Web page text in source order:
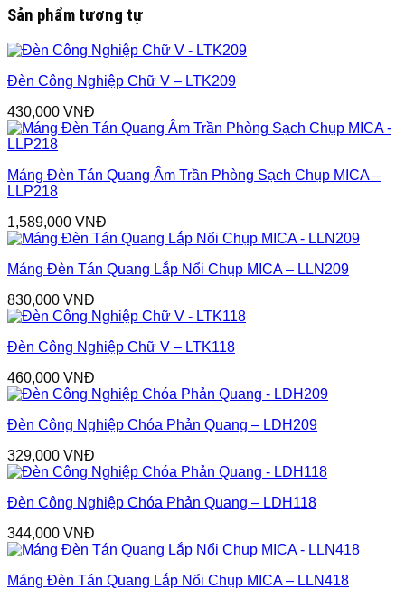
Sản phẩm tương tự
Đèn Công Nghiệp Chữ V – LTK209
430,000 VNĐ
Máng Đèn Tán Quang Âm Trần Phòng Sạch Chụp MICA –
LLP218
1,589,000 VNĐ
Máng Đèn Tán Quang Lắp Nổi Chụp MICA – LLN209
830,000 VNĐ
Đèn Công Nghiệp Chữ V – LTK118
460,000 VNĐ
Đèn Công Nghiệp Chóa Phản Quang – LDH209
329,000 VNĐ
Đèn Công Nghiệp Chóa Phản Quang – LDH118
344,000 VNĐ
Máng Đèn Tán Quang Lắp Nổi Chụp MICA – LLN418